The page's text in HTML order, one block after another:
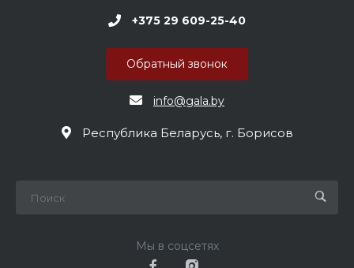
+375 29 609-25-40
Обратный звонок
info@gala.by
Республика Беларусь, г. Борисов
Мы в соцсетях